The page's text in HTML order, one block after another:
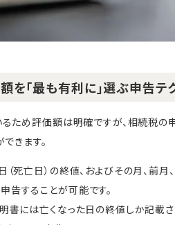
「最も有利に」選ぶ申告テ
ため評価額は明確ですが、相続税の
きます。
（死亡日）の終値、およびその月、前
告することが可能です。
書には亡くなった日の終値しか記載